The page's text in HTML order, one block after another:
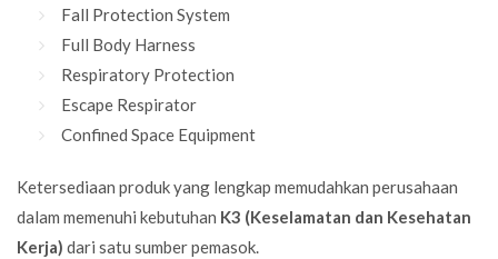
Fall Protection System
Full Body Harness
Respiratory Protection
Escape Respirator
Confined Space Equipment
Ketersediaan produk yang lengkap memudahkan perusahaan
dalam memenuhi kebutuhan K3 (Keselamatan dan Kesehatan
Kerja) dari satu sumber pemasok.